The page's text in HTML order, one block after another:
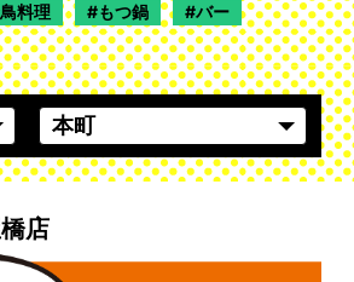
鳥料理 もつ鍋
バー
店